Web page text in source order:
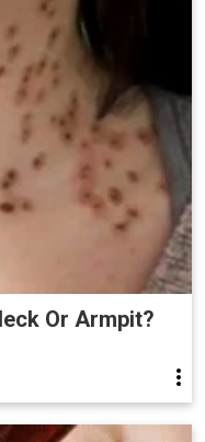
Or Armpit?